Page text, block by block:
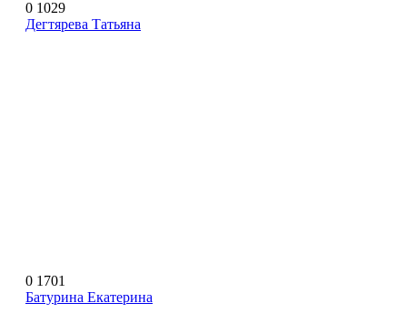
0 1029
Дегтярева Татьяна
0 1701
Батурина Екатерина